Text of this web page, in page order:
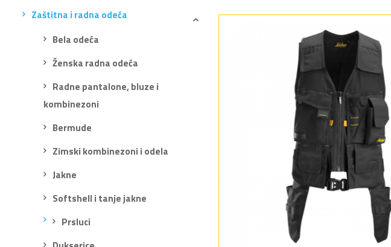
Zaštitna i radna odeća
Bela odeća
Ženska radna odeća
Radne pantalone, bluze i
kombinezoni
Bermude
Zimski kombinezoni i odela
Jakne
Softshell i tanje jakne
Prsluci